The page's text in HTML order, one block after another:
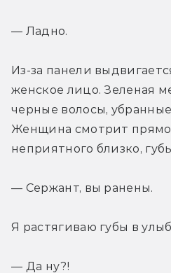
— Ладно.
Из-за панели
женское лицо. Зеленая
черные волосы,
Женщина смотрит прямо
неприятного близко,
— Сержант, вы ранены.
Я растягиваю губы в
— Да ну?!